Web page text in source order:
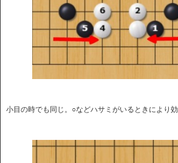
小目の時でも同じ。○などハサミがいるときにより効